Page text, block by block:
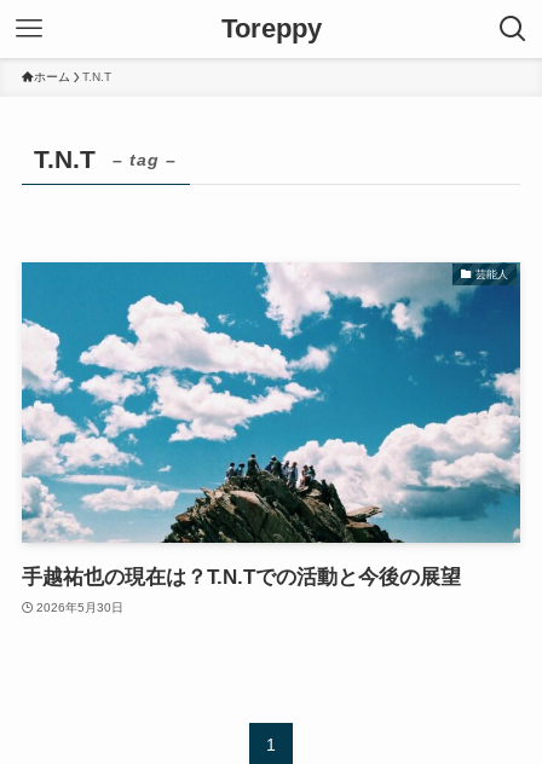
Toreppy
ホーム T.N.T
T.N.T – tag –
芸能人
手越祐也の現在は？T.N.Tでの活動と今後の展望
2026年5月30日
1